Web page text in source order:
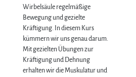
Wirbelsäule regelmäßige
Bewegung und gezielte
Kräftigung. In diesem Kurs
kümmern wir uns genau darum.
Mit gezielten Übungen zur
Kräftigung und Dehnung
erhalten wir die Muskulatur und